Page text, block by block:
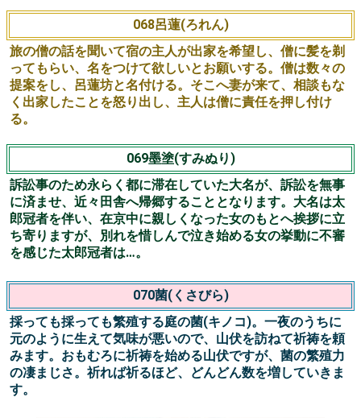
ってもらい、名をつけて欲しいとお願いする。僧は数々の
提案をし、呂蓮坊と名付ける。そこへ妻が来て、相談もな
く出家したことを怒り出し、主人は僧に責任を押し付け
る。
069墨塗(すみぬり)